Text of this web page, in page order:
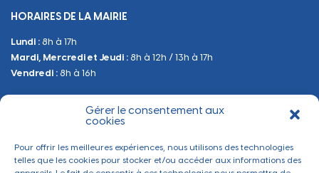
Gérer le consentement aux
cookies
Pour offrir les meilleures expériences, nous utilisons des technologies
telles que les cookies pour stocker et/ou accéder aux informations des
Manifestations
Urbanisme
Sanitaire et Sécurité
HORAIRES DE LA MAIRIE
Lundi : 8h à 17h
Mardi, Mercredi et Jeudi : 8h à 12h / 13h à 17h
Vendredi : 8h à 16h
BESOIN D'INFORMATIONS
Contactez-nous